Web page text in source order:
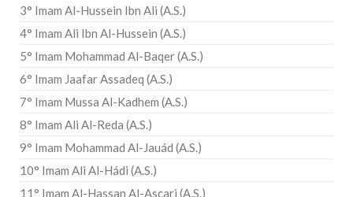
3° Imam Al-Hussein Ibn Ali (A.S.)
4° Imam Ali Ibn Al-Hussein (A.S.)
5° Imam Mohammad Al-Baqer (A.S.)
6° Imam Jaafar Assadeq (A.S.)
7° Imam Mussa Al-Kadhem (A.S.)
8° Imam Ali Al-Reda (A.S.)
9° Imam Mohammad Al-Jauád (A.S.)
10° Imam Ali Al-Hádi (A.S.)
11° Imam Al-Hassan Al-Ascari (A.S.)